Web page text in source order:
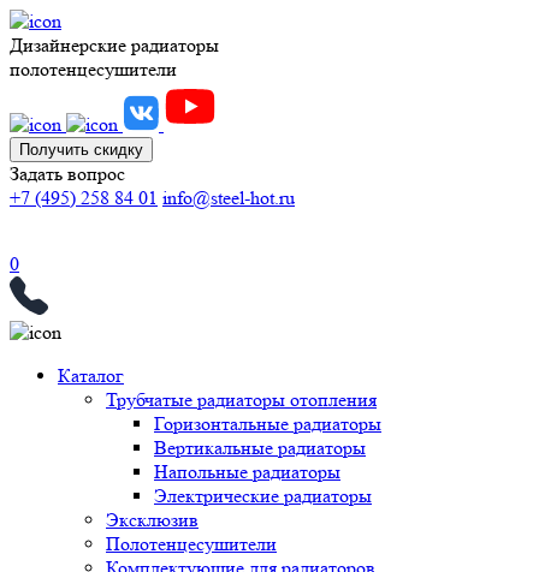
Дизайнерские радиаторы
полотенцесушители
Получить скидку
Задать вопрос
+7 (495) 258 84 01 info@steel-hot.ru
0
Каталог
Трубчатые радиаторы отопления
Горизонтальные радиаторы
Вертикальные радиаторы
Напольные радиаторы
Электрические радиаторы
Эксклюзив
Полотенцесушители